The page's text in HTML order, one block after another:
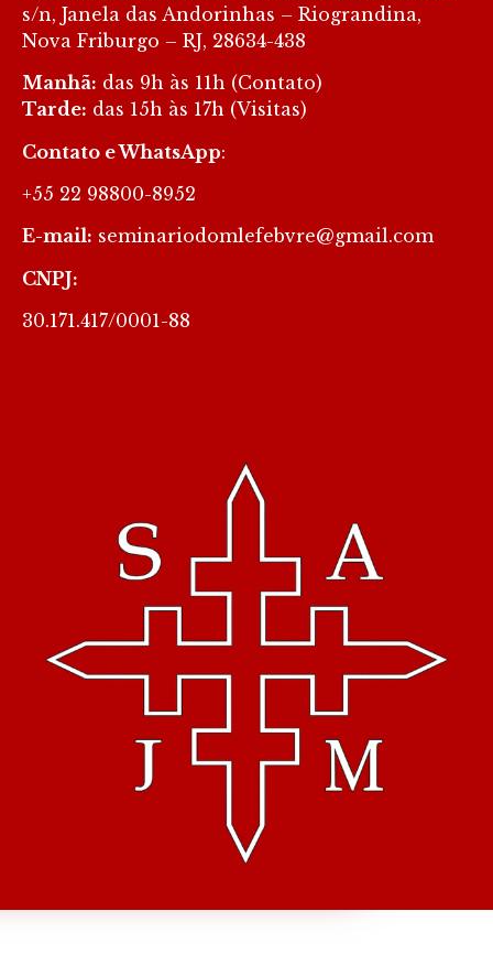
s/n, Janela das Andorinhas – Riograndina,
Nova Friburgo – RJ, 28634-438
Manhã: das 9h às 11h (Contato)
Tarde: das 15h às 17h (Visitas)
Contato e WhatsApp:
+55 22 98800-8952
E-mail: seminariodomlefebvre@gmail.com
CNPJ:
30.171.417/0001-88